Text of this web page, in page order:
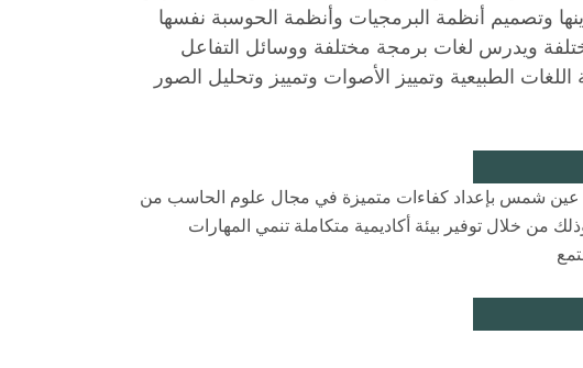
وتصميم أنظمة البرمجيات وأنظمة الحوسبة نفسها
ويدرس لغات برمجة مختلفة ووسائل التفاعل
اللغات الطبيعية وتمييز الأصوات وتمييز وتحليل الصور
عين شمس بإعداد كفاءات متميزة في مجال علوم الحاسب من
من خلال توفير بيئة أكاديمية متكاملة تنمي المهارات